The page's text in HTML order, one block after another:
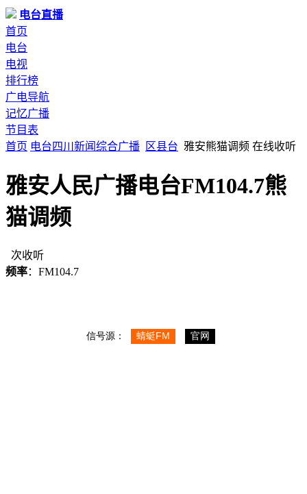
电台直播
首页
电台
电视
排行榜
广电导航
记忆广播
节目表
首页 电台四川 新闻综合广播 区县台 雅安熊猫调频 在线收听
雅安人民广播电台FM104.7熊
猫调频
次收听
频率：FM104.7